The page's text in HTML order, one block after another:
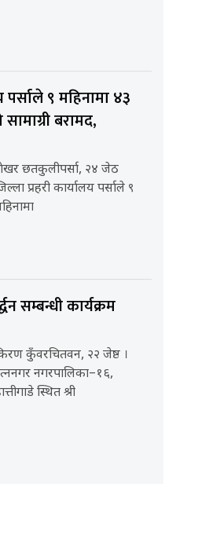
पर्साले ९ महिनामा ४३
बरामद,
छतकुलीपर्सा, २४ जेठ
प्रहरी कार्यालय पर्साले ९
सम्बन्धी कार्यक्रम
कुँवरचितवन, २२ जेष्ठ ।
नगरपालिका–१६,
स्थित श्री